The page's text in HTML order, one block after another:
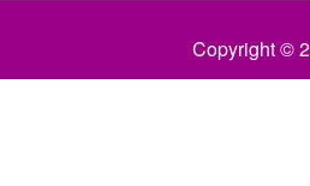
Copyright ©